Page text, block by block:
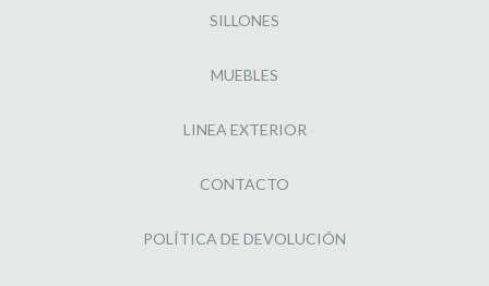
SILLONES
MUEBLES
LINEA EXTERIOR
CONTACTO
POLÍTICA DE DEVOLUCIÓN